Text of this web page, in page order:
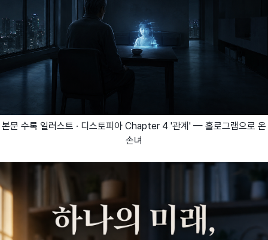
본문 수록 일러스트 · 디스토피아 Chapter 4 '관계' — 홀로그램으로 온
손녀